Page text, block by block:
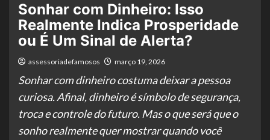
Sonhar com Dinheiro: Isso
Realmente Indica Prosperidade
ou É Um Sinal de Alerta?
assessoriadefamosos março 19, 2026
Sonhar com dinheiro costuma deixar a pessoa
curiosa. Afinal, dinheiro é símbolo de segurança,
troca e controle do futuro. Mas o que será que o
sonho realmente quer mostrar quando você